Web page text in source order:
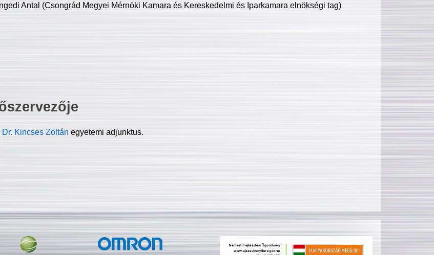
Antal (Csongrád Megyei Mérnöki Kamara és Kereskedelmi és Iparkamara elnökségi tag)
Dr. Kincses Zoltán egyetemi adjunktus.